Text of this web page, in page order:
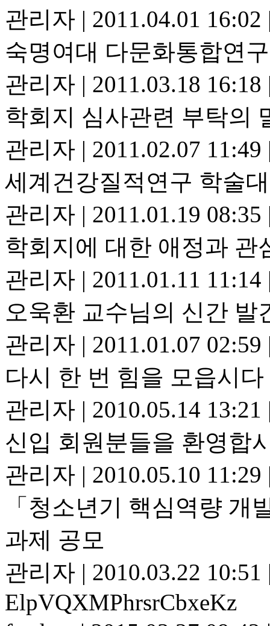
관리자 | 2011.04.01 16:02
숙명여대 다문화통합연
관리자 | 2011.03.18 16:18
학회지 심사관련 부탁의
관리자 | 2011.02.07 11:49
세계건강질적연구 학술
관리자 | 2011.01.19 08:35
학회지에 대한 애정과 관
관리자 | 2011.01.11 11:14
오욱환 교수님의 신간 발
관리자 | 2011.01.07 02:59
다시 한 번 힘을 모읍시다
관리자 | 2010.05.14 13:21
신입 회원분들을 환영합
관리자 | 2010.05.10 11:29
「청소년기 핵심역량
과제 공모
관리자 | 2010.03.22 10:51
ElpVQXMPhrsrCbxeKz